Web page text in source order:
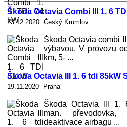
Škoda Octavia Combi III 1. 6
23.12.2020 Český Krumlov
Škoda Octavia combi
výbavou. V provozu
km, 5- ...
Škoda Octavia III 1. 6 tdi 85kW
19.11.2020 Praha
Škoda Octavia III 1.
man. převodovka,
deaktivace airbagu ...